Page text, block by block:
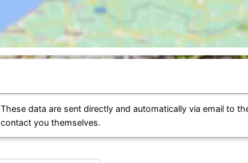
These data are sent directly and automatically via email to
contact you themselves.